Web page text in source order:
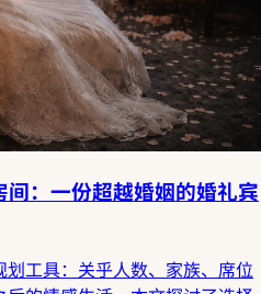
：一份超越婚姻的婚礼宾
工具：关乎人数、家族、席位